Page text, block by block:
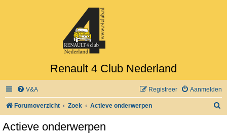
Renault 4 Club Nederland
V&A Aanmelden
Registreer
Forumoverzicht Zoek Actieve onderwerpen
Actieve onderwerpen